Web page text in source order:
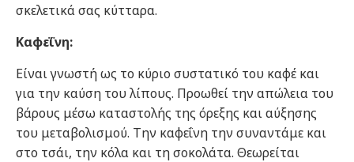
σκελετικά σας κύτταρα.
Καφεΐνη:
Είναι γνωστή ως το κύριο συστατικό του καφέ και
για την καύση του λίπους. Προωθεί την απώλεια του
βάρους μέσω καταστολής της όρεξης και αύξησης
του μεταβολισμού. Την καφεΐνη την συναντάμε και
στο τσάι, την κόλα και τη σοκολάτα. Θεωρείται